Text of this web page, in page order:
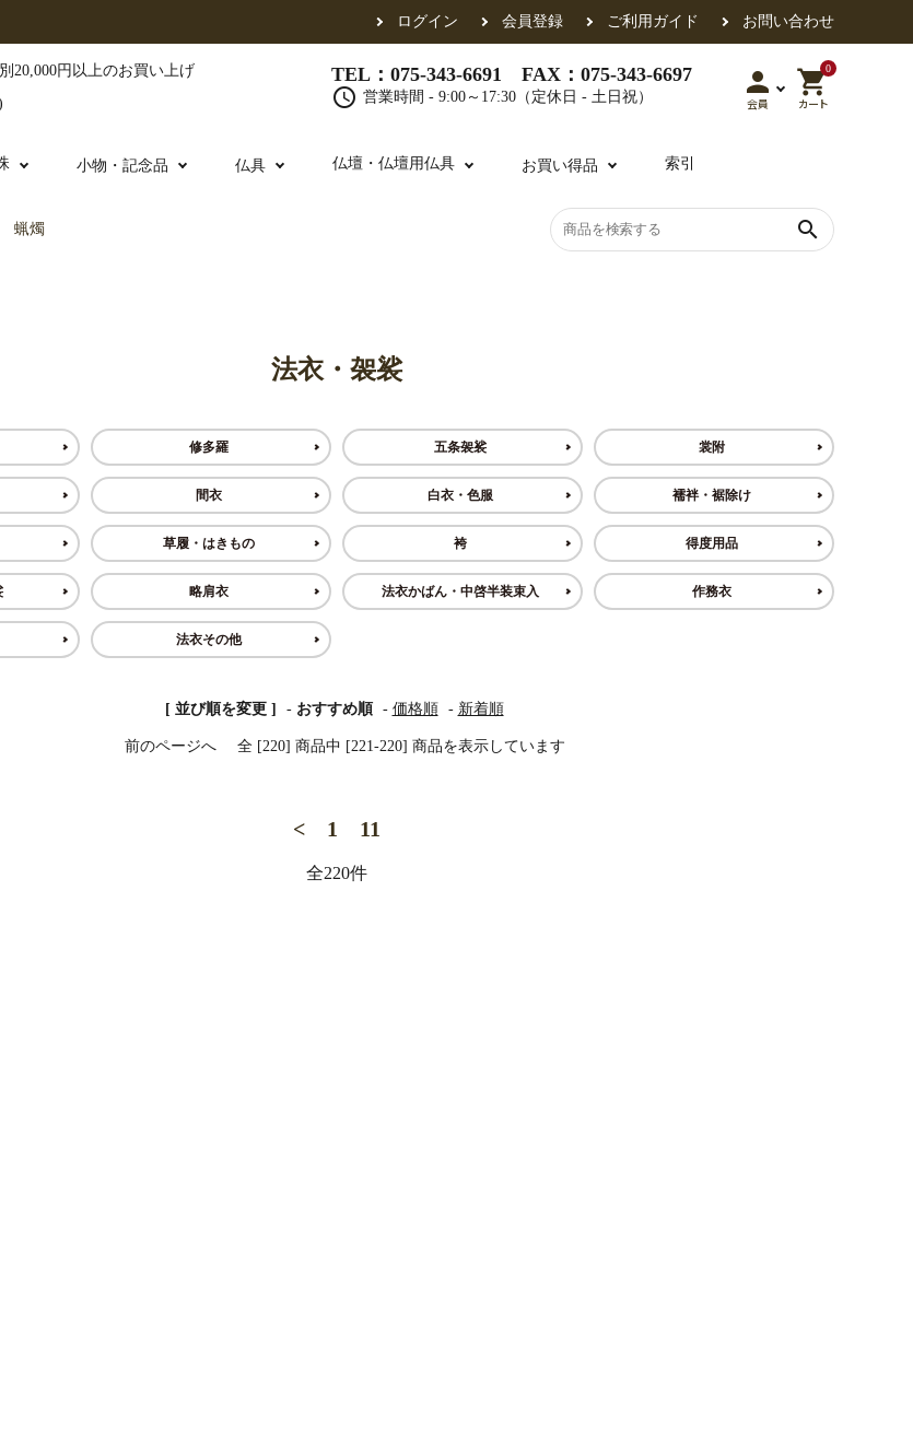
ログイン 会員登録 ご利用ガイド お問い合わせ
20,000円以上のお買い上げ
TEL：075-343-6691 FAX：075-343-6697
schedule 営業時間 - 9:00～17:30（定休日 - 土日祝） person
会員
0
shopping_cart
カート
各派共通
・間衣 白衣・色服 襦袢・裾除け
・はきもの 袴 得度・中仏用品
法衣かばん・中啓半装
小物・記念品 仏具
炉・花瓶・火立 土香炉・香炉台・香盒 仏器・供笥・供物
要用品・箱類 椅子・机・その他仏具 讃佛歌掛図
幕・旗
喚鐘・梵鐘・銅像
仏壇・仏壇用仏具
壇の引き取り
お買い得品 索引
蝋燭 search
法衣・袈裟
修多羅 五条袈裟 裳附
間衣 白衣・色服 襦袢・裾除け
草履・はきもの 袴 得度用品
略肩衣 法衣かばん・中啓半装束入 作務衣
法衣その他
[ 並び順を変更 ] - おすすめ順 - 価格順 - 新着順
前のページへ 全 [220] 商品中 [221-220] 商品を表示しています
< 1 11
全220件